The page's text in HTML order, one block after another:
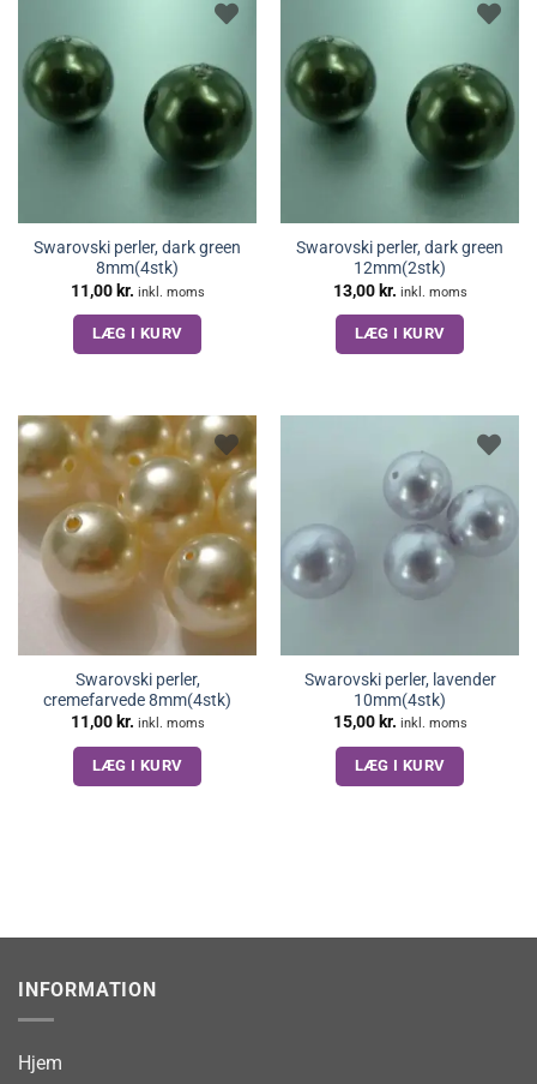
Swarovski perler, dark green
8mm(4stk)
11,00kr. inkl. moms
LÆG I KURV
Swarovski perler, dark green
12mm(2stk)
13,00kr. inkl. moms
LÆG I KURV
Swarovski perler,
cremefarvede 8mm(4stk)
11,00 kr. inkl. moms
LÆG I KURV
Swarovski perler, lavender
10mm(4stk)
15,00 kr. inkl. moms
LÆG I KURV
INFORMATION
Hjem